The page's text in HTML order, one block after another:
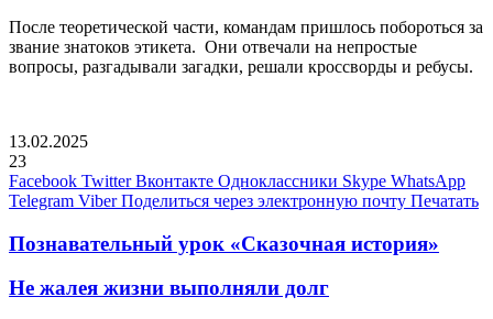
После теоретической части, командам пришлось побороться за
звание знатоков этикета. Они отвечали на непростые
вопросы, разгадывали загадки, решали кроссворды и ребусы.
13.02.2025
23
Facebook Twitter Вконтакте Одноклассники Skype WhatsApp
Telegram Viber Поделиться через электронную почту Печатать
Познавательный урок «Сказочная история»
Не жалея жизни выполняли долг